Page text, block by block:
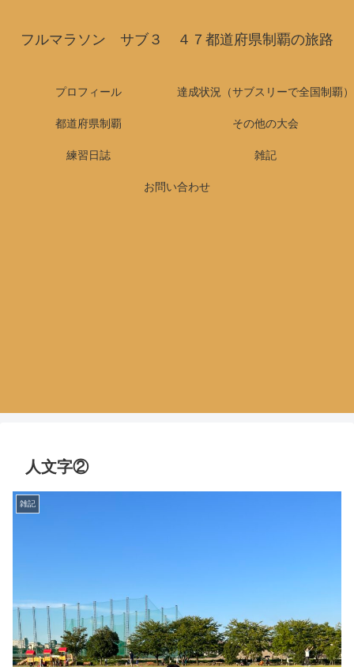
フルマラソン サブ３ ４７都道府県制覇の旅路
プロフィール 達成状況（サブスリーで全国制覇）
都道府県制覇 その他の大会
練習日誌 雑記
お問い合わせ
人文字②
雑記